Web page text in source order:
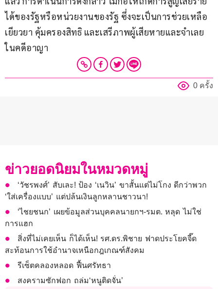
ได้ของรัฐหรือหน่วยงานของรัฐ ซึ่งจะเป็นการช่วยเหลือ
เยียวยา คุ้มครองสิทธิ และเสรีภาพผู้เสียหายและจำเลย
ในคดีอาญา
0 ครั้ง
ข่าวยอดนิยมในหมวดหมู่
‘วัชรพงศ์’ สับเละ! ป้อง ‘เนวิน’ ขาสั้นแต่ไม่โกง ดีกว่าพวก
‘ใส่เครื่องแบบ’ แต่ปล้นเงินลูกหลานชาวนา!
‘ไชยชนก’ เผยข้อมูลส่วนบุคคลนายกฯ-รมต. หลุด ไม่ใช่
การแฮก
สิ่งที่ไม่เคยเห็น ก็ได้เห็น! รศ.ดร.พิชาย ฟาดประโยคจี๊ด
สะท้อนการใช้อำนาจเหนือกฎเกณฑ์สังคม
รีเซ็ตคลองหลอด ฟื้นศรัทธา
สงครามซักฟอก ถล่ม‘หนูติดจั่น’